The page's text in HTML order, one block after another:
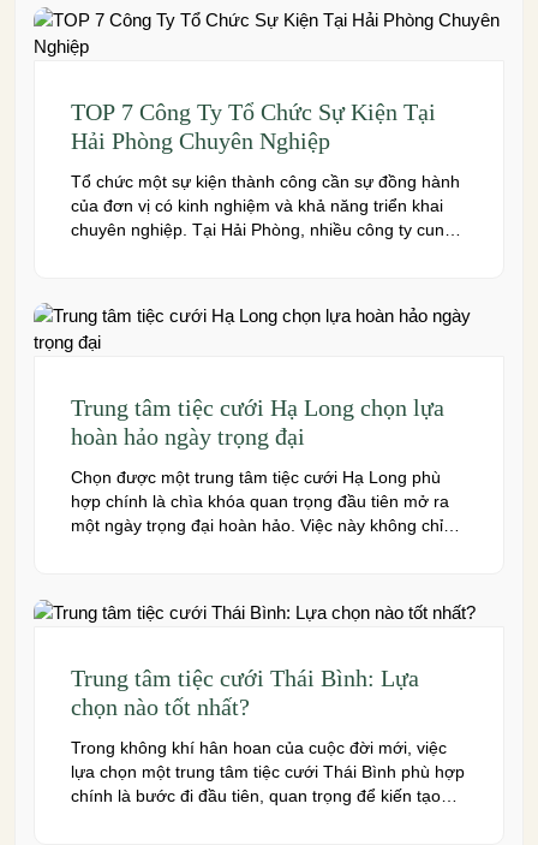
system, and dedicated event support to help
couples create a seamless and memorable […]
TOP 7 Công Ty Tổ Chức Sự Kiện Tại
Hải Phòng Chuyên Nghiệp
Tổ chức một sự kiện thành công cần sự đồng hành
của đơn vị có kinh nghiệm và khả năng triển khai
chuyên nghiệp. Tại Hải Phòng, nhiều công ty cung
Trung tâm tiệc cưới Hạ Long chọn lựa
hoàn hảo ngày trọng đại
Chọn được một trung tâm tiệc cưới Hạ Long phù
hợp chính là chìa khóa quan trọng đầu tiên mở ra
một ngày trọng đại hoàn hảo. Việc này không chỉ
Trung tâm tiệc cưới Thái Bình: Lựa
chọn nào tốt nhất?
Trong không khí hân hoan của cuộc đời mới, việc
lựa chọn một trung tâm tiệc cưới Thái Bình phù hợp
chính là bước đi đầu tiên, quan trọng để kiến tạo